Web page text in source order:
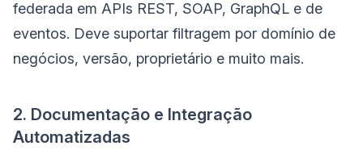
federada em APIs REST, SOAP, GraphQL e de
eventos. Deve suportar filtragem por domínio de
negócios, versão, proprietário e muito mais.
2. Documentação e Integração
Automatizadas